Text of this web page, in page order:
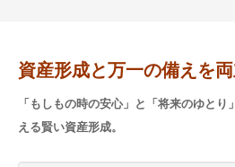
資産形成と万一の備えを
「もしもの時の安心」と「将来のゆと
える賢い資産形成。